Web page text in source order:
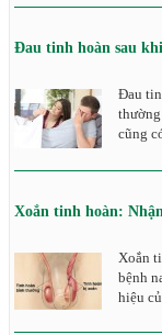
Đau tinh hoàn sau
Đau
cũng
Xoắn tinh hoàn:
Xoắn
bệnh
hiệu